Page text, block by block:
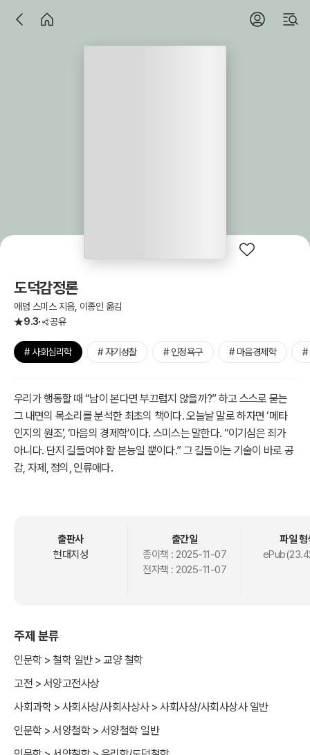
도덕감정론
애덤 스미스 지음, 이종인 옮김
9.3
공유
# 사회심리학 # 자기성찰 # 인정욕구 # 마음경제학 #
우리가 행동할 때 “남이 본다면 부끄럽지 않을까?” 하고 스스로 묻는
그 내면의 목소리를 분석한 최초의 책이다. 오늘날 말로 하자면 ‘메타
인지의 원조’, ‘마음의 경제학’이다. 스미스는 말한다. “이기심은 죄가
아니다. 단지 길들여야 할 본능일 뿐이다.” 그 길들이는 기술이 바로 공
감, 자제, 정의, 인류애다.
필요한 것도 바로 그것이다. 혼란과 비교의 시대에 자기 안의 공정한
관찰자를 깨우는 것. 그것이야말로 세상을 바꾸는 첫걸음이다.
출판사
현대지성
출간일
종이책 : 2025-11-07
전자책 : 2025-11-07
파일 형
주제 분류
인문학 > 철학 일반 > 교양 철학
고전 > 서양고전사상
사회과학 > 사회사상/사회사상사 > 사회사상/사회사상사 일반
인문학 > 서양철학 > 서양철학 일반